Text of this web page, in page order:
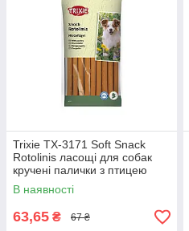
Trixie TX-3171 Soft Snack
Rotolinis ласощі для собак
кручені палички з птицею
12см (12шт) - 120 г
В наявності
63,65 ₴ 67 ₴